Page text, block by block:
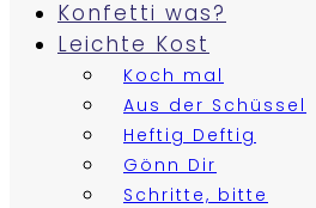
Konfetti was?
Leichte Kost
Koch mal
Aus der Schüssel
Heftig Deftig
Gönn Dir
Schritte, bitte